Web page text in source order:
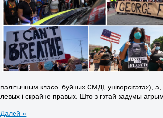
палітычным класе, буйных СМДІ, універсітэтах),
левых і скрайне правых. Што з гэтай задумы
Далей »